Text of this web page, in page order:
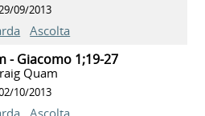
09/2013
Ascolta
- Giacomo 1;19-27
Quam
10/2013